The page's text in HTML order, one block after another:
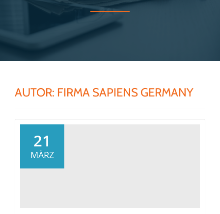
AUTOR: FIRMA SAPIENS GERMANY
21
MÄRZ